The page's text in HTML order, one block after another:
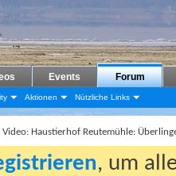
Events Forum
Aktionen Nützliche Links
Video: Haustierhof Reutemühle:
, um